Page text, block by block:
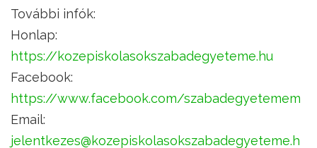
További infók:
Honlap:
https://kozepiskolasokszabadegyeteme.hu
Facebook:
https://www.facebook.com/szabadegyetemem
Email:
jelentkezes@kozepiskolasokszabadegyeteme.h